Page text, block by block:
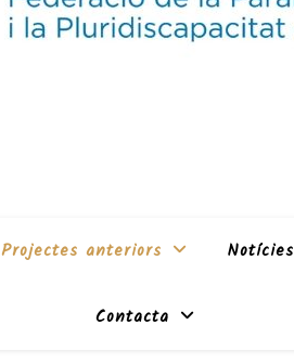
Projectes anteriors Notícies
Contacta